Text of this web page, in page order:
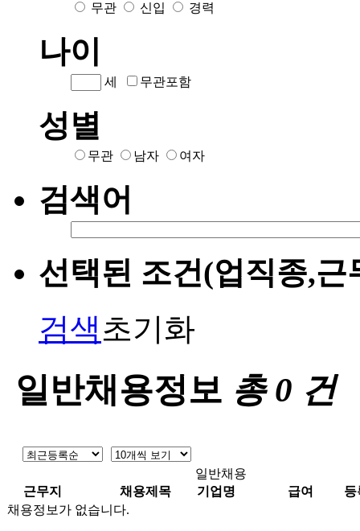
무관 신입 경력
나이
세 무관포함
성별
무관 남자 여자
검색어
선택된 조건(업직종,근
검색초기화
일반채용정보 총 0 건
일반채용
근무지
채용제목 기업명 급여
등
채용정보가 없습니다.